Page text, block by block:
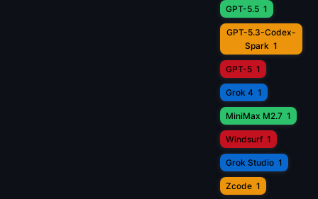
GPT-5.5 1
GPT-5.3-Codex-
Spark 1
GPT-5 1
Grok 4 1
MiniMax M2.7 1
Windsurf 1
Grok Studio 1
Zcode 1